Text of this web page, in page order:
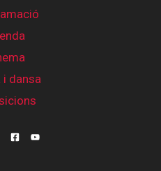
i dansa